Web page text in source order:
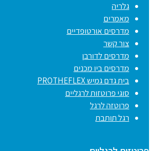
גלריה
מאמרים
מדרסים אורטופדיים
צור קשר
מדרסים לדורבן
מדרסים ביו מכנים
בית גדם גמיש PROTHEFLEX
סוגי פרוטזות לרגליים
פרוטזה לרגל
רגל תותבת